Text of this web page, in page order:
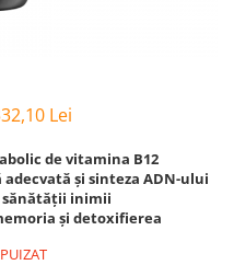
Lei
de vitamina B12
și sinteza ADN-ului
inimii
și detoxifierea